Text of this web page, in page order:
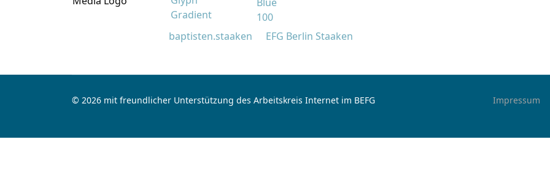
baptisten.staaken EFG Berlin Staaken
© 2026 mit freundlicher Unterstützung des Arbeitskreis Internet im BEFG Impressum